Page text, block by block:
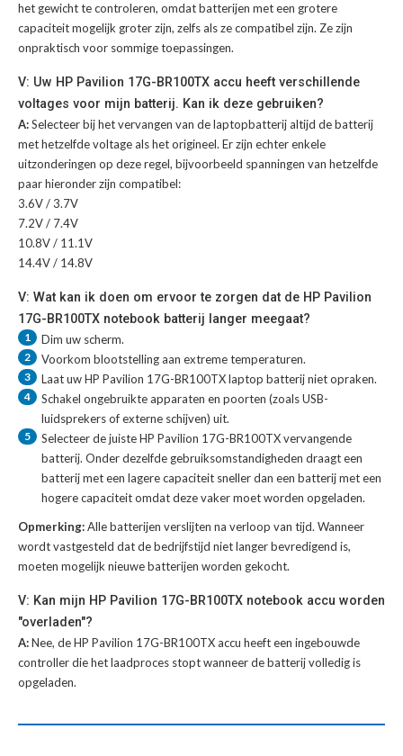
het gewicht te controleren, omdat batterijen met een grotere
capaciteit mogelijk groter zijn, zelfs als ze compatibel zijn. Ze zijn
onpraktisch voor sommige toepassingen.
V: Uw HP Pavilion 17G-BR100TX accu heeft verschillende
voltages voor mijn batterij. Kan ik deze gebruiken?
A:Selecteer bij het vervangen van de laptopbatterij altijd de batterij
met hetzelfde voltage als het origineel. Er zijn echter enkele
uitzonderingen op deze regel, bijvoorbeeld spanningen van hetzelfde
paar hieronder zijn compatibel:
3.6V / 3.7V
7.2V / 7.4V
10.8V / 11.1V
14.4V / 14.8V
V: Wat kan ik doen om ervoor te zorgen dat de HP Pavilion
17G-BR100TX notebook batterij langer meegaat?
1 Dim uw scherm.
2 Voorkom blootstelling aan extreme temperaturen.
3 Laat uwHP Pavilion 17G-BR100TX laptop batterijniet opraken.
4
Schakel ongebruikte apparaten en poorten (zoals USB-
luidsprekers of externe schijven) uit.
5 Selecteer de juisteHP Pavilion 17G-BR100TX vervangende
batterij. Onder dezelfde gebruiksomstandigheden draagt een
batterij met een lagere capaciteit sneller dan een batterij met een
hogere capaciteit omdat deze vaker moet worden opgeladen.
Opmerking:Alle batterijen verslijten na verloop van tijd. Wanneer
wordt vastgesteld dat de bedrijfstijd niet langer bevredigend is,
moeten mogelijk nieuwe batterijen worden gekocht.
V: Kan mijn HP Pavilion 17G-BR100TX notebook accu worden
"overladen"?
A:Nee, de HP Pavilion 17G-BR100TX accu heeft een ingebouwde
controller die het laadproces stopt wanneer de batterij volledig is
opgeladen.